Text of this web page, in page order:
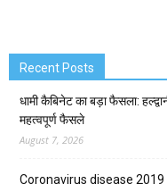
Recent Posts
धामी कैबिनेट का बड़ा फैसला:
महत्वपूर्ण फैसले
August 7, 2026
Coronavirus disease 2019